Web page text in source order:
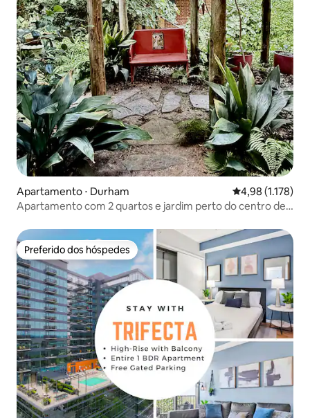
Apartamento ⋅ Durham 4,98 de uma
4,98 (1.178)
Apartamento com 2 quartos e jardim perto do centro de
Preferido dos hóspedes
Preferido dos hóspedes